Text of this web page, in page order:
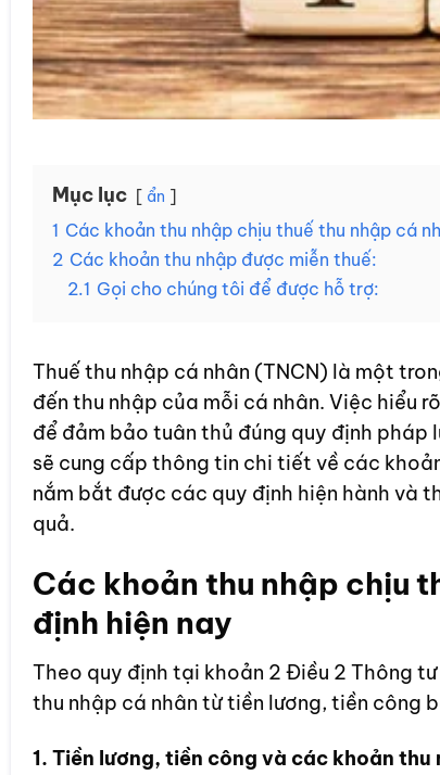
Mục lục ẩn
1 Các khoản thu nhập chịu thuế thu nhập cá
2 Các khoản thu nhập được miễn thuế:
2.1 Gọi cho chúng tôi để được hỗ trợ:
Thuế thu nhập cá nhân (TNCN) là một
đến thu nhập của mỗi cá nhân. Việc hiểu
để đảm bảo tuân thủ đúng quy định pháp
sẽ cung cấp thông tin chi tiết về các
nắm bắt được các quy định hiện hành và
quả.
Các khoản thu nhập chịu
định hiện nay
Theo quy định tại khoản 2 Điều 2 Thông
thu nhập cá nhân từ tiền lương, tiền công
1. Tiền lương, tiền công và các khoản